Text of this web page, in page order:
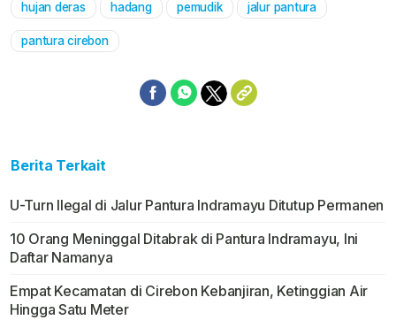
Mute
hujan deras hadang pemudik jalur pantura
pantura cirebon
Berita Terkait
U-Turn Ilegal di Jalur Pantura Indramayu Ditutup Permanen
10 Orang Meninggal Ditabrak di Pantura Indramayu, Ini
Daftar Namanya
Empat Kecamatan di Cirebon Kebanjiran, Ketinggian Air
Hingga Satu Meter